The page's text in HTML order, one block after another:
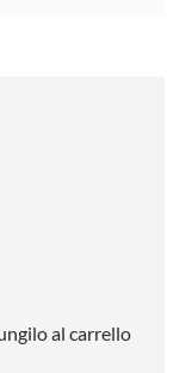
al carrello